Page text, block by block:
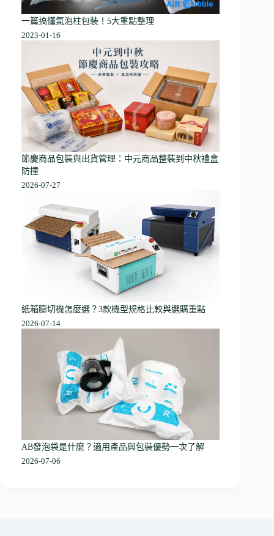
一篇搞懂氣泡柱包裝！5大重點整理
2023-01-16
節慶商品包裝與出貨管理：中元商品整裝到中秋禮盒
防撞
2026-07-27
紙箱膨切機怎麼選？3款機型規格比較與選購重點
2026-07-14
AB發泡袋是什麼？適用產品與包裝優勢一次了解
2026-07-06